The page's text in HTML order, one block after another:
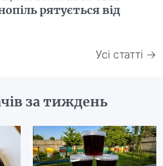
рятується від
Усі статті →
за тиждень